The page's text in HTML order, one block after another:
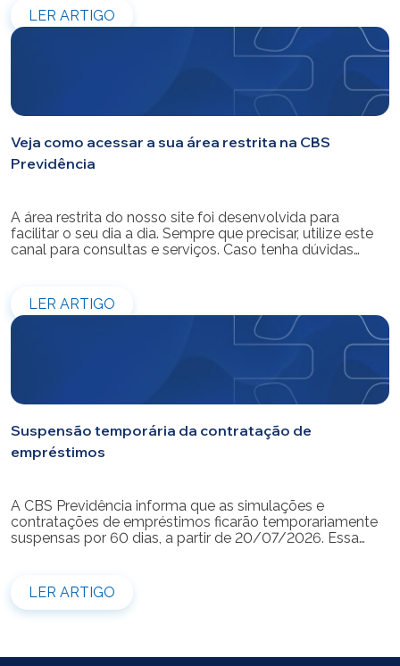
entre os dias 22/07 e 31/07. Reforçamos que as
simulações e contratações de empréstimos […]
LER ARTIGO
Veja como acessar a sua área restrita na CBS
Previdência
A área restrita do nosso site foi desenvolvida para
facilitar o seu dia a dia. Sempre que precisar, utilize este
canal para consultas e serviços. Caso tenha dúvidas
LER ARTIGO
Suspensão temporária da contratação de
empréstimos
A CBS Previdência informa que as simulações e
contratações de empréstimos ficarão temporariamente
suspensas por 60 dias, a partir de 20/07/2026. Essa
realizar novas simulações ou contratar empréstimos
pelos canais disponibilizados pela CBS Previdência.
Recomendamos que os participantes que […]
LER ARTIGO